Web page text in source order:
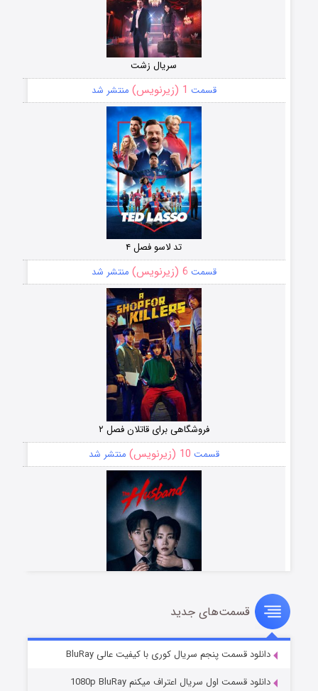
سریال زشت
قسمت 1 (زیرنویس) منتشر شد
تد لاسو فصل ۴
قسمت 6 (زیرنویس) منتشر شد
فروشگاهی برای قاتلان فصل ۲
قسمت 10 (زیرنویس) منتشر شد
قسمت8 (زیرنویس) منتشر شد
قسمت‌های جدید
دانلود قسمت پنجم سریال کوری با کیفیت عالی BluRay
دانلود قسمت اول سریال اعتراف میکنم 1080p BluRay